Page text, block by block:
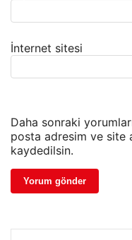
İnternet sitesi
Daha sonraki
posta adresim ve site
kaydedilsin.